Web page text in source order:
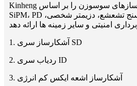
Kinheng می تواند آشکارسازهای سوسوزن را بر اساس PMT،
SiPM، PD برای طیف سنج تشعشع، دزیمتر شخصی،
1. آشکارساز سری SD
2. ردیاب سری ID
3. آشکارساز اشعه ایکس کم انرژی